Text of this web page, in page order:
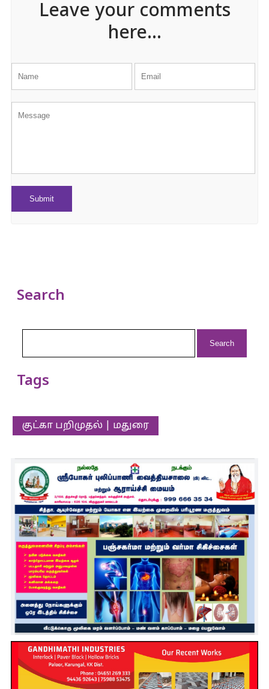
Leave your comments
here...
Search
Tags
குட்கா பறிமுதல் | மதுரை